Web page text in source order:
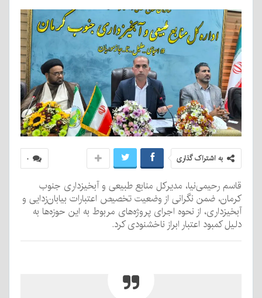
۰ به اشتراک گذاری
قاسم رحیمی‌نیا، مدیرکل منابع طبیعی و آبخیزداری جنوب
کرمان، ضمن نگرانی از وضعیت تخصیص اعتبارات بیابان‌زدایی و
آبخیزداری، از نحوه اجرای پروژه‌های مربوط به این حوزه‌ها به
دلیل کمبود اعتبار ابراز ناخشنودی کرد.